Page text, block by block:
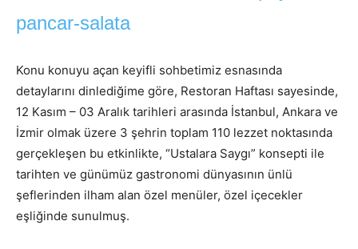
Konu konuyu açan keyifli sohbetimiz esnasında
detaylarını dinlediğime göre, Restoran Haftası sayesinde,
12 Kasım – 03 Aralık tarihleri arasında İstanbul, Ankara ve
İzmir olmak üzere 3 şehrin toplam 110 lezzet noktasında
gerçekleşen bu etkinlikte, “Ustalara Saygı” konsepti ile
tarihten ve günümüz gastronomi dünyasının ünlü
şeflerinden ilham alan özel menüler, özel içecekler
eşliğinde sunulmuş.